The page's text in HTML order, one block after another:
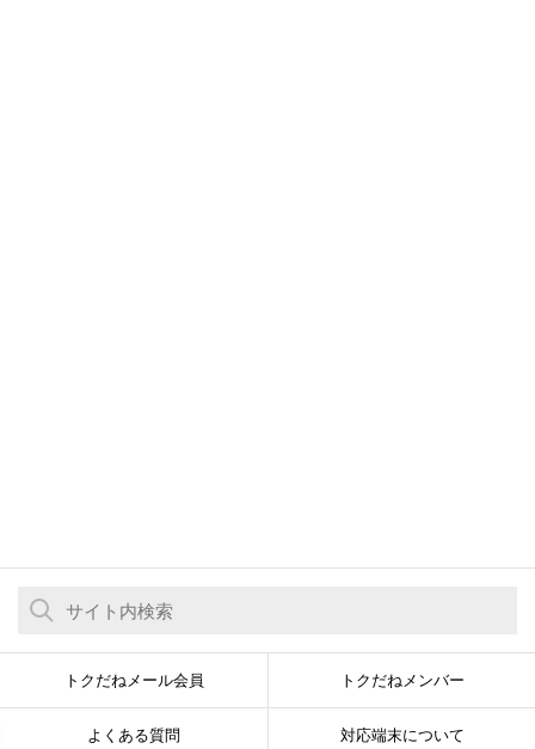
トクだねメール会員 トクだねメンバー
よくある質問 対応端末について